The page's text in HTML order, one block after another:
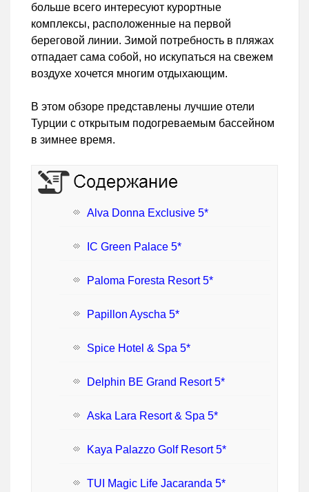
больше всего интересуют курортные
комплексы, расположенные на первой
береговой линии. Зимой потребность в пляжах
отпадает сама собой, но искупаться на свежем
воздухе хочется многим отдыхающим.
В этом обзоре представлены лучшие отели
Турции с открытым подогреваемым бассейном
в зимнее время.
Alva Donna Exclusive 5*
IC Green Palace 5*
Paloma Foresta Resort 5*
Papillon Ayscha 5*
Spice Hotel & Spa 5*
Delphin BE Grand Resort 5*
Aska Lara Resort & Spa 5*
Kaya Palazzo Golf Resort 5*
TUI Magic Life Jacaranda 5*